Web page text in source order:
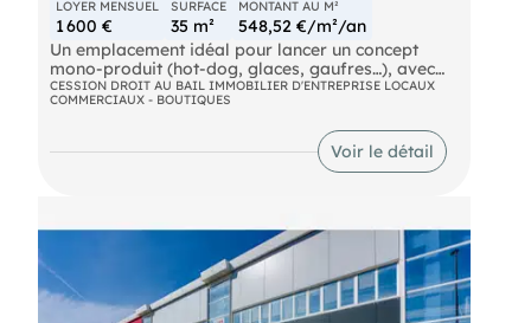
LOYER MENSUEL
1 600 €
SURFACE
35 m²
MONTANT AU M²
548,52 €/m²/an
Un emplacement idéal pour lancer un concept
mono-produit (hot-dog, glaces, gaufres…), avec
une forte visibilité et un flux naturel propice à la
vente à emporter.
CESSION DROIT AU BAIL IMMOBILIER D'ENTREPRISE LOCAUX
COMMERCIAUX - BOUTIQUES
Voir le détail